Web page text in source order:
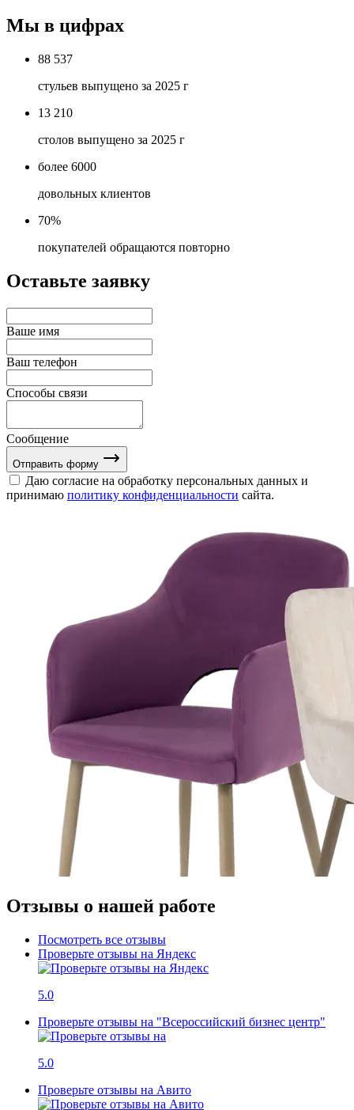
Мы в цифрах
88 537
стульев выпущено за 2025 г
13 210
столов выпущено за 2025 г
более 6000
довольных клиентов
70%
покупателей обращаются повторно
Оставьте заявку
Ваше имя
Ваш телефон
Способы связи
Сообщение
Отправить форму
Даю согласие на обработку персональных данных и
принимаю политику конфиденциальности сайта.
Отзывы о нашей работе
Посмотреть все отзывы
Проверьте отзывы на Яндекс
5.0
Проверьте отзывы на "Всероссийский бизнес центр"
5.0
Проверьте отзывы на Авито